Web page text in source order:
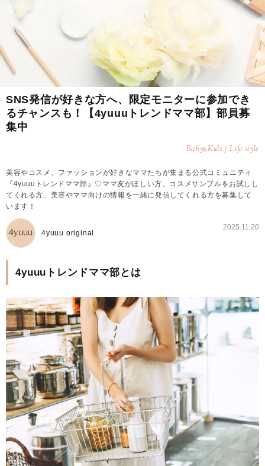
SNS発信が好きな方へ、限定モニターに参加でき
るチャンスも！【4yuuuトレンドママ部】部員募
集中
Baby&Kids / Life style
美容やコスメ、ファッションが好きなママたちが集まる公式コミュニティ
『4yuuuトレンドママ部』♡ママ友がほしい方、コスメサンプルをお試しし
てくれる方、美容やママ向けの情報を一緒に発信してくれる方を募集して
います！
4yuuu original
2025.11.20
4yuuuトレンドママ部とは